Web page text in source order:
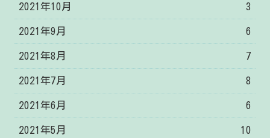
2021年10月 3
2021年9月 6
2021年8月 7
2021年7月 8
2021年6月 6
2021年5月 10